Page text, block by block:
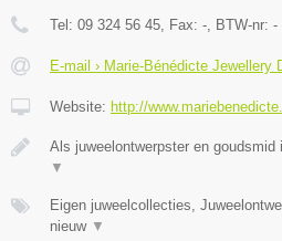
Tel: 09 324 56 45, Fax: -, BTW-nr: -
E-mail › Marie-Bénédicte Jewellery
Website: http://
Als juweelontwerpster en
▼
Eigen juweelcollecties,
nieuw ▼